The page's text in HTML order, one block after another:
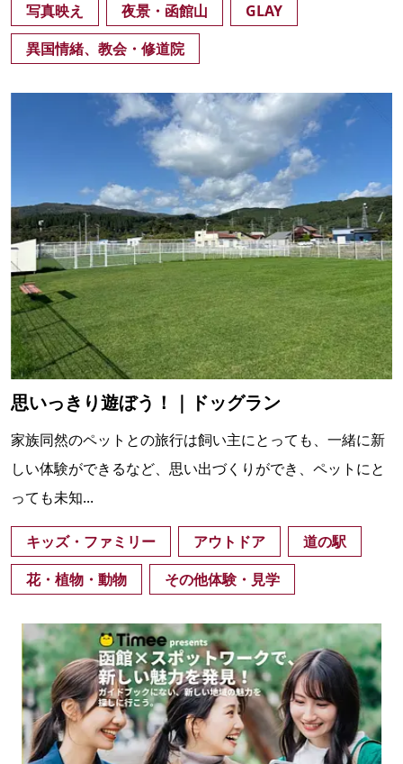
写真映え
夜景・函館山
GLAY
異国情緒、教会・修道院
思いっきり遊ぼう！｜ドッグラン
家族同然のペットとの旅行は飼い主にとっても、一緒に新
しい体験ができるなど、思い出づくりができ、ペットにと
っても未知...
キッズ・ファミリー アウトドア
道の駅
花・植物・動物
その他体験・見学